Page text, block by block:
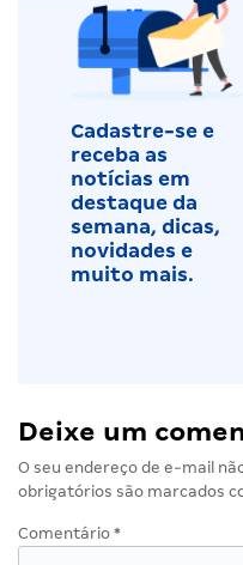
Cadastre-se e
receba as
notícias em
destaque da
semana, dicas,
novidades e
muito mais.
Deixe um
O seu endereço de e-mail
obrigatórios são marcados
Comentário *